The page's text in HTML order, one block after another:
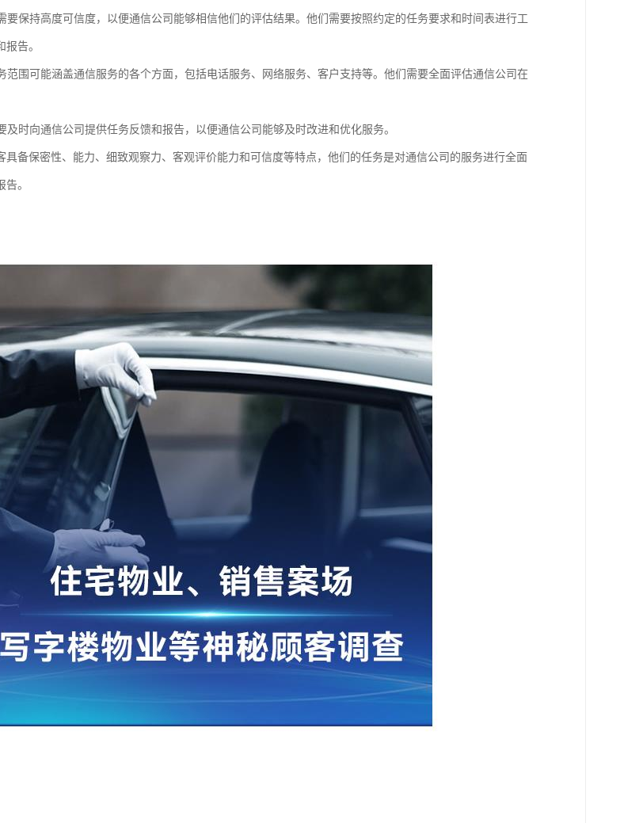
要保持高度可信度，以便通信公司能够相信他们的评估结果。他们需要按照约定的任务要求和时间表进行工
告。
范围可能涵盖通信服务的各个方面，包括电话服务、网络服务、客户支持等。他们需要全面评估通信公司在
及时向通信公司提供任务反馈和报告，以便通信公司能够及时改进和优化服务。
具备保密性、能力、细致观察力、客观评价能力和可信度等特点，他们的任务是对通信公司的服务进行全面
。